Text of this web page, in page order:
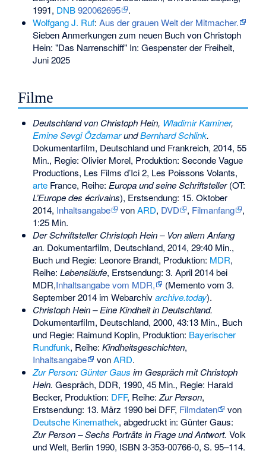
1991, DNB 920062695
.
Wolfgang J. Ruf: Aus der grauen Welt der Mitmacher.
Sieben Anmerkungen zum neuen Buch von Christoph
Hein: "Das Narrenschiff" In: Gespenster der Freiheit,
Juni 2025
Filme
Deutschland von Christoph Hein, Wladimir Kaminer,
Emine Sevgi ÖzdamarundBernhard Schlink.
Dokumentarfilm, Deutschland und Frankreich, 2014, 55
Min., Regie: Olivier Morel, Produktion: Seconde Vague
Productions, Les Films d’Ici 2, Les Poissons Volants,
arteFrance, Reihe: Europa und seine Schriftsteller(OT:
L’Europe des écrivains), Erstsendung: 15. Oktober
2014, Inhaltsangabe vonARD, DVD , Filmanfang
,
1:25 Min.
Der Schriftsteller Christoph Hein – Von allem Anfang
an. Dokumentarfilm, Deutschland, 2014, 29:40 Min.,
Buch und Regie: Leonore Brandt, Produktion: MDR,
Reihe: Lebensläufe, Erstsendung: 3. April 2014 bei
MDR,Inhaltsangabe vom MDR, (Mementovom 3.
September 2014 im Webarchivarchive.today).
Christoph Hein – Eine Kindheit in Deutschland.
Dokumentarfilm, Deutschland, 2000, 43:13 Min., Buch
und Regie: Raimund Koplin, Produktion: Bayerischer
Rundfunk, Reihe: Kindheitsgeschichten,
Inhaltsangabe
vonARD.
Zur Person: Günter Gaus im Gespräch mit Christoph
Hein. Gespräch, DDR, 1990, 45 Min., Regie: Harald
Becker, Produktion: DFF, Reihe:Zur Person,
Erstsendung: 13. März 1990 bei DFF, Filmdaten
von
Deutsche Kinemathek, abgedruckt in: Günter Gaus:
Zur Person – Sechs Porträts in Frage und Antwort. Volk
und Welt, Berlin 1990, ISBN 3-353-00766-0, S. 95–114.